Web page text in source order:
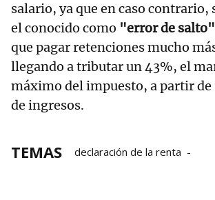
salario, ya que en caso contrario,
el conocido como "error de salto"
que pagar retenciones mucho
llegando a tributar un 43%, el
máximo del impuesto, a partir de
de ingresos.
TEMAS
declaración de la renta